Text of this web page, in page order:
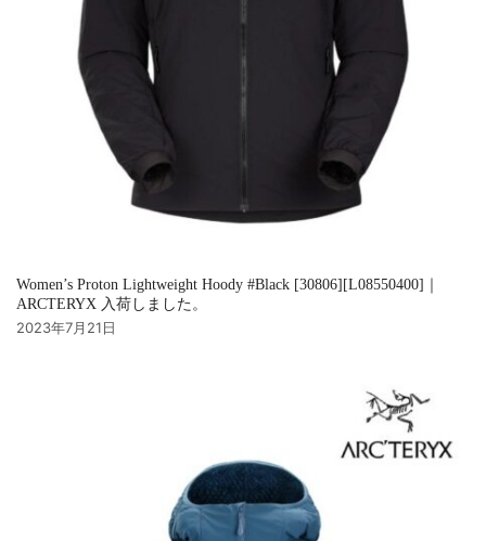
Women’s Proton Lightweight Hoody #Black [30806][L08550400]｜
ARCTERYX 入荷しました。
2023年7月21日